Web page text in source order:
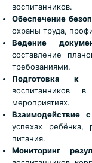
воспитанников.
Обеспечение
охраны труда,
Ведение
составление
требованиями.
Подготовка к
воспитанников
мероприятиях.
Взаимодействие
успехах
питания.
Мониторинг